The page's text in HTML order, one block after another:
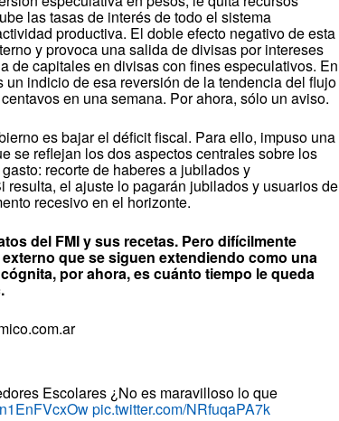
las tasas de interés de todo el sistema
productiva. El doble efecto negativo de esta
y provoca una salida de divisas por intereses
de capitales en divisas con fines especulativos. En
indicio de esa reversión de la tendencia del flujo
en una semana. Por ahora, sólo un aviso.
es bajar el déficit fiscal. Para ello, impuso una
se reflejan los dos aspectos centrales sobre los
recorte de haberes a jubilados y
el ajuste lo pagarán jubilados y usuarios de
recesivo en el horizonte.
del FMI y sus recetas. Pero difícilmente
que se siguen extendiendo como una
por ahora, es cuánto tiempo le queda
Escolares ¿No es maravilloso lo que
pic.twitter.com/NRfuqaPA7k